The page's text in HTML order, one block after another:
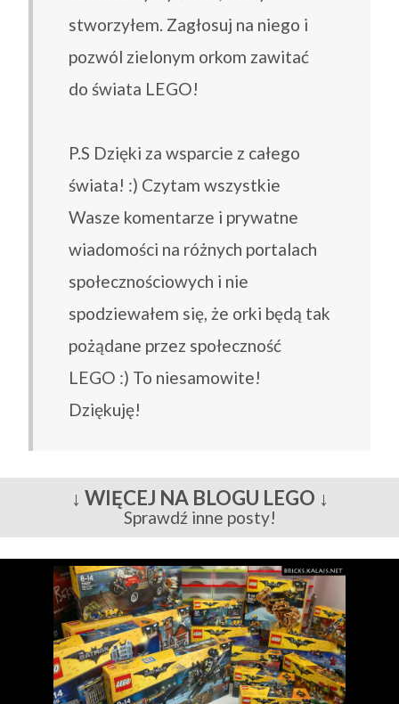
stworzyłem. Zagłosuj na niego i
pozwól zielonym orkom zawitać
do świata LEGO!
P.S Dzięki za wsparcie z całego
świata! :) Czytam wszystkie
Wasze komentarze i prywatne
wiadomości na różnych portalach
społecznościowych i nie
spodziewałem się, że orki będą tak
pożądane przez społeczność
LEGO :) To niesamowite!
Dziękuję!
↓ WIĘCEJ NA BLOGU LEGO ↓
Sprawdź inne posty!